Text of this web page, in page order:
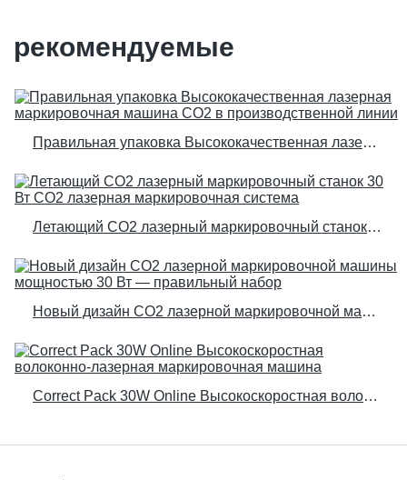
рекомендуемые
Правильная упаковка Высококачественная лазерная маркировочная машина CO2 в производственной линии
Летающий CO2 лазерный маркировочный станок 30 Вт CO2 лазерная маркировочная система
Новый дизайн CO2 лазерной маркировочной машины мощностью 30 Вт — правильный набор
Correct Pack 30W Online Высокоскоростная волоконно-лазерная маркировочная машина